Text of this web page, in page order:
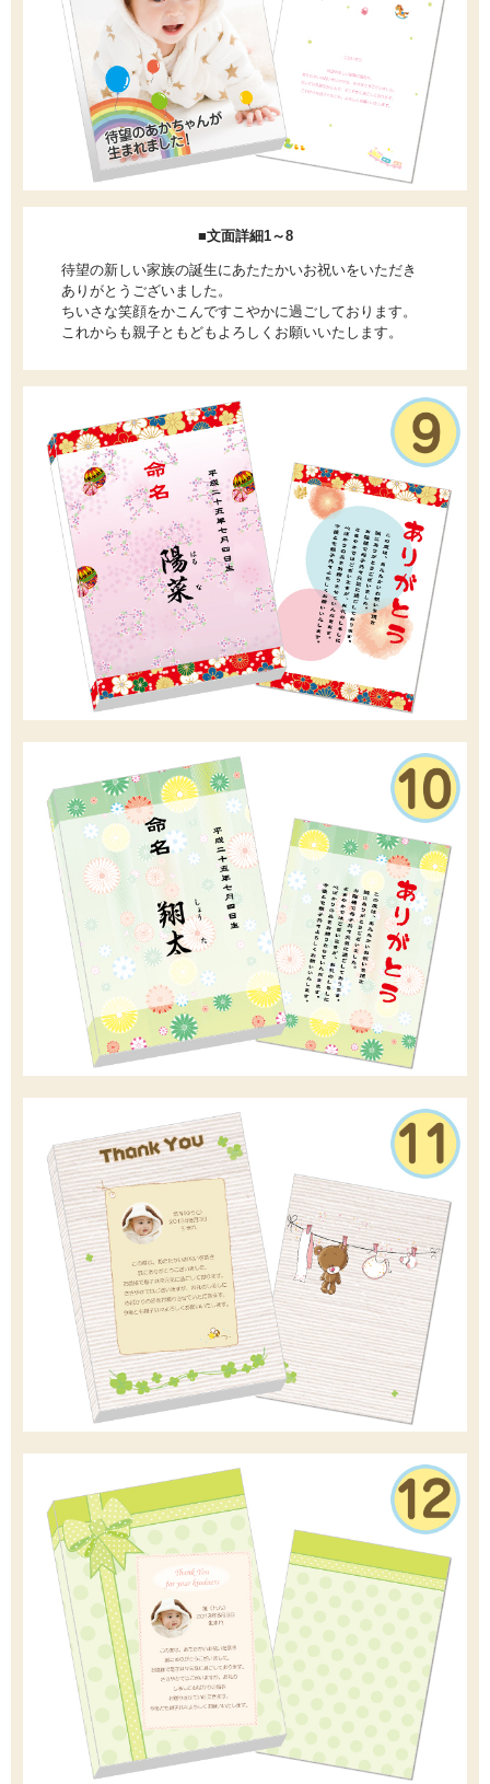
■文面詳細1～8
待望の新しい家族の誕生にあたたかいお祝いをいただき
ありがとうございました。
ちいさな笑顔をかこんですこやかに過ごしております。
これからも親子ともどもよろしくお願いいたします。